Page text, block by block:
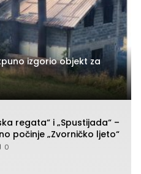
izgorio objekt za
regata“ i „Spustijada“ –
počinje „Zvorničko ljeto“
0